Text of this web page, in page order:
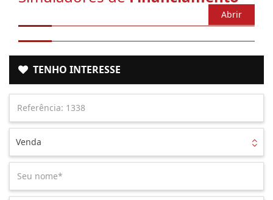
Abrir
TENHO INTERESSE
Venda